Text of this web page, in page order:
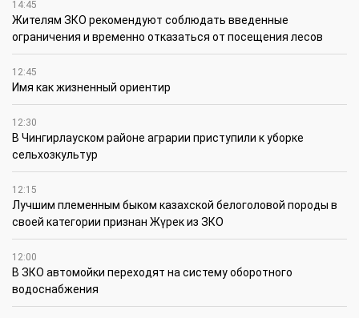
14:45
Жителям ЗКО рекомендуют соблюдать введенные
ограничения и временно отказаться от посещения лесов
12:45
Имя как жизненный ориентир
12:30
В Чингирлауском районе аграрии приступили к уборке
сельхозкультур
12:15
Лучшим племенным быком казахской белоголовой породы в
своей категории признан Жүрек из ЗКО
12:00
В ЗКО автомойки переходят на систему оборотного
водоснабжения